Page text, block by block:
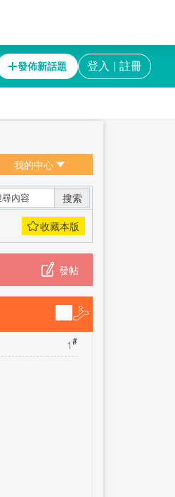
發佈新話題 登入 ｜ 註冊
我的中心
搜索
發帖
1#